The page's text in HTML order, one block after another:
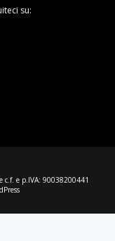
su:
e p.IVA: 90038200441